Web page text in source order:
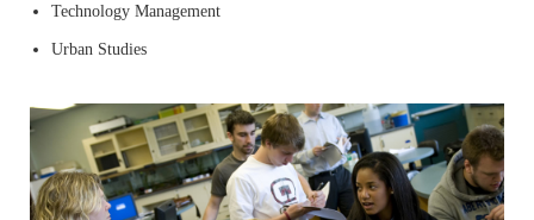
Technology Management
Urban Studies